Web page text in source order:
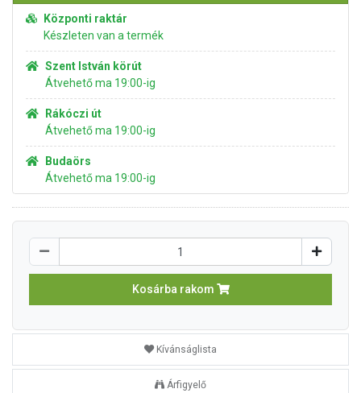
Központi raktár
Készleten van a termék
Szent István körút
Átvehető ma 19:00-ig
Rákóczi út
Átvehető ma 19:00-ig
Budaörs
Átvehető ma 19:00-ig
Kosárba rakom
Kívánságlista
Árfigyelő